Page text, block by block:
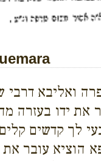
ואליבא דרבי
את ידו בעזרה
לך קדשים
עובר את